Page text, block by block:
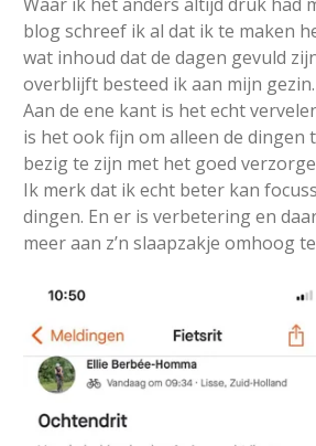
blog schreef ik al dat ik te maken
wat inhoud dat de dagen gevuld
overblijft besteed ik aan mijn gezin.
Aan de ene kant is het echt
is het ook fijn om alleen de dingen
bezig te zijn met het goed
Ik merk dat ik echt beter kan
dingen. En er is verbetering en
meer aan z’n slaapzakje omhoog